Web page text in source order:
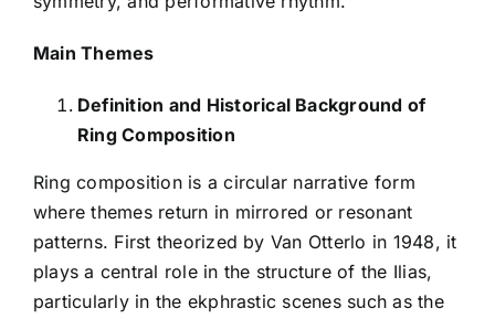
Main Themes
Definition and Historical Background of
Ring Composition
Ring composition is a circular narrative form
where themes return in mirrored or resonant
patterns. First theorized by Van Otterlo in 1948, it
plays a central role in the structure of the Ilias,
particularly in the ekphrastic scenes such as the